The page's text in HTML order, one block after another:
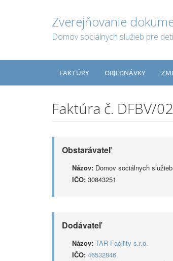
Zverejňovanie
Domov sociálnych služieb pre
FAKTÚRY OBJEDNÁVKY
Faktúra č. DFBV/
Obstarávateľ
Názov: Domov sociálnych
IČO: 30843251
Dodávateľ
Názov: TAR Facility s.r.o.
IČO: 46532846